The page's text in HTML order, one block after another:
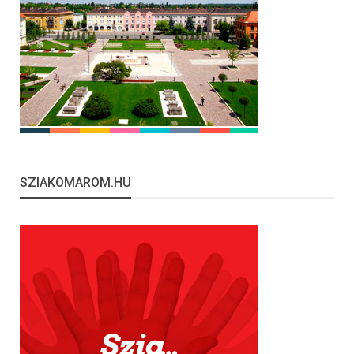
SZIAKOMAROM.HU